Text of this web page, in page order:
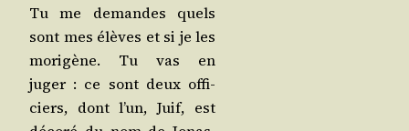
Tu me demandes quels
sont mes élèves et si je les
mori­gène. Tu vas en
juger : ce sont deux offi­
ciers, dont l’un, Juif, est